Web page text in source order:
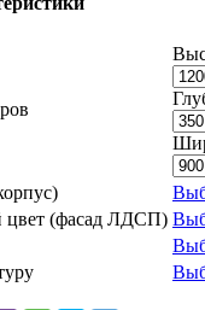
цвет (фасад ЛДСП)